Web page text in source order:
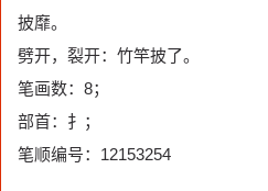
披靡。
劈开，裂开：竹竿披了。
笔画数：8；
部首：扌；
笔顺编号：12153254